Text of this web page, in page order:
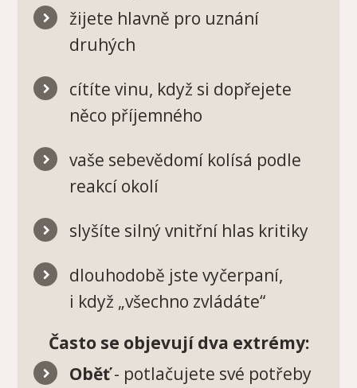
žijete hlavně pro uznání
druhých
cítíte vinu, když si dopřejete
něco příjemného
vaše sebevědomí kolísá podle
reakcí okolí
slyšíte silný vnitřní hlas kritiky
dlouhodobě jste vyčerpaní,
i když „všechno zvládáte“
Často se objevují dva extrémy:
Oběť- potlačujete své potřeby